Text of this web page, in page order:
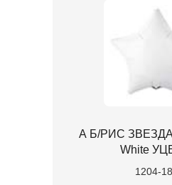
А Б/РИС ЗВЕЗДА
White
1204-